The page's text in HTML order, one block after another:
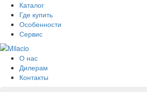
Каталог
Где купить
Особенности
Сервис
О нас
Дилерам
Контакты